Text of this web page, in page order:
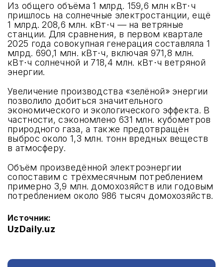
Из общего объёма 1 млрд. 159,6 млн кВт⋅ч
пришлось на солнечные электростанции, ещё
1 млрд. 208,6 млн. кВт⋅ч — на ветряные
станции. Для сравнения, в первом квартале
2025 года совокупная генерация составляла 1
млрд. 690,1 млн. кВт⋅ч, включая 971,8 млн.
кВт⋅ч солнечной и 718,4 млн. кВт⋅ч ветряной
энергии.
Увеличение производства «зелёной» энергии
позволило добиться значительного
экономического и экологического эффекта. В
частности, сэкономлено 631 млн. кубометров
природного газа, а также предотвращён
выброс около 1,3 млн. тонн вредных веществ
в атмосферу.
Объём произведённой электроэнергии
сопоставим с трёхмесячным потреблением
примерно 3,9 млн. домохозяйств или годовым
потреблением около 986 тысяч домохозяйств.
Источник:
UzDaily.uz